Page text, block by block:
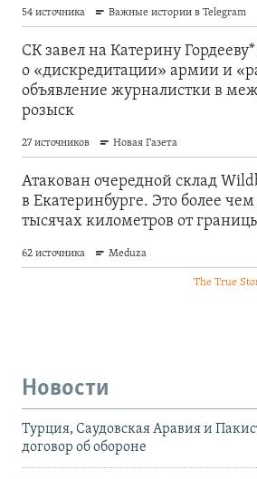
Новости
Турция, Саудовская Аравия и
договор об обороне